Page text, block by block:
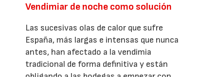
Vendimiar de noche como solución
Las sucesivas olas de calor que sufre
España, más largas e intensas que nunca
antes, han afectado a la vendimia
tradicional de forma definitiva y están